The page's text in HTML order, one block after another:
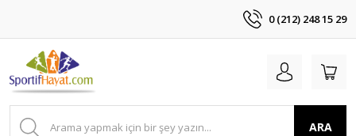
0 (212) 248 15 29
ARA